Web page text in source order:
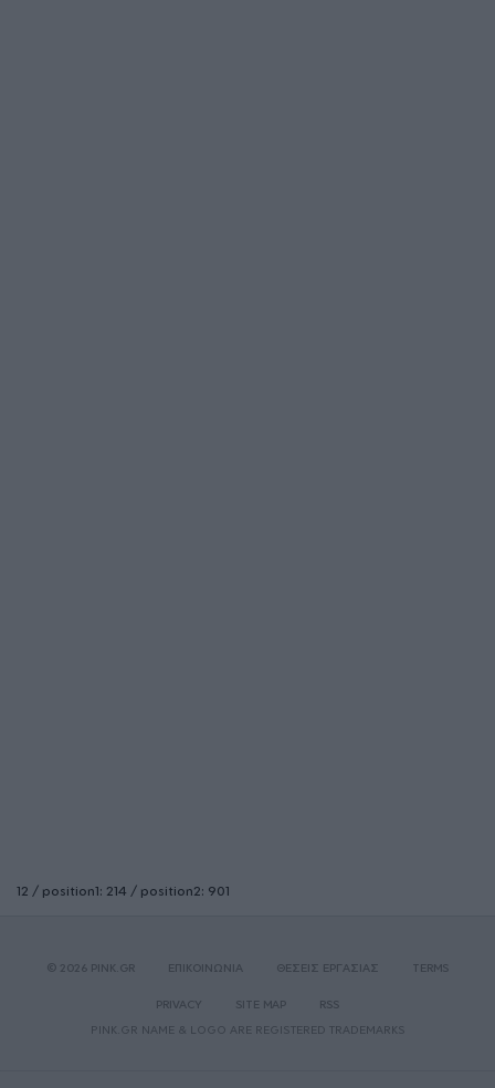
12 / position1: 214 / position2: 901
© 2026 PINK.GR ΕΠΙΚΟΙΝΩΝΙΑ ΘΕΣΕΙΣ ΕΡΓΑΣΙΑΣ TERMS
PRIVACY SITE MAP
RSS
PINK.GR NAME & LOGO ARE REGISTERED TRADEMARKS